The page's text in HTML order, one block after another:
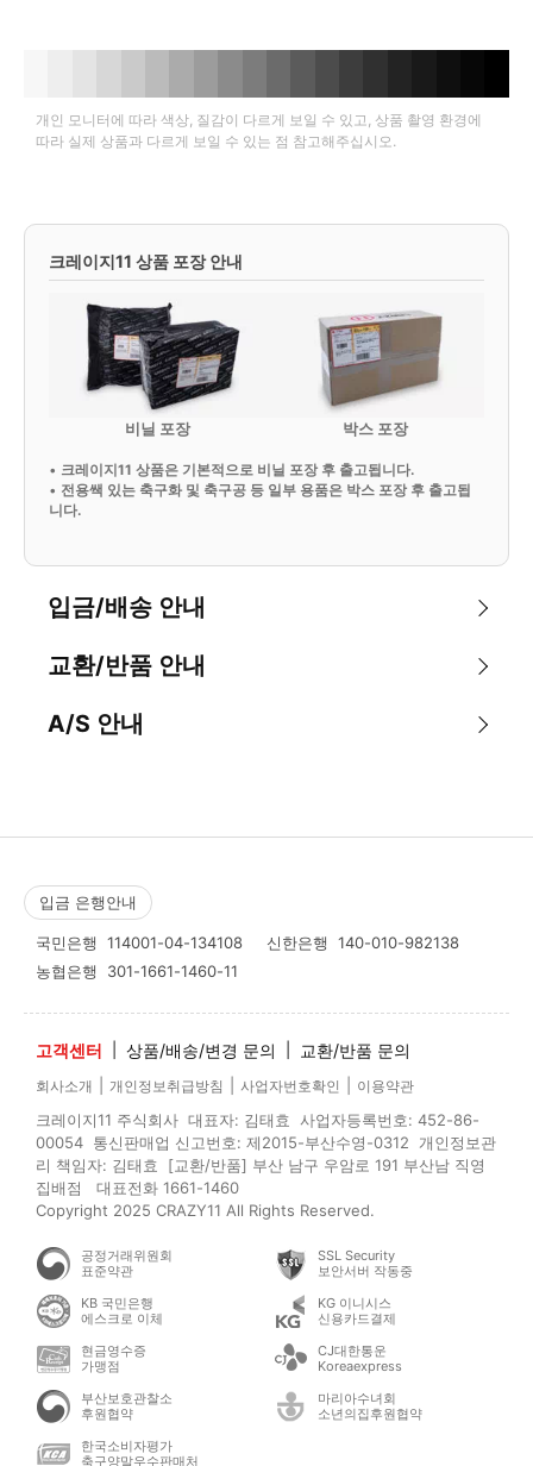
개인 모니터에 따라 색상, 질감이 다르게 보일 수 있고, 상품 촬영 환경에
따라 실제 상품과 다르게 보일 수 있는 점 참고해주십시오.
크레이지11 상품 포장 안내
비닐 포장 박스 포장
• 크레이지11 상품은 기본적으로 비닐 포장 후 출고됩니다.
• 전용쌕 있는 축구화 및 축구공 등 일부 용품은 박스 포장 후 출고됩
니다.
입금/배송 안내
교환/반품 안내
A/S 안내
입금 은행안내
국민은행 114001-04-134108 신한은행 140-010-982138
농협은행 301-1661-1460-11
고객센터 상품/배송/변경 문의 교환/반품 문의
회사소개 개인정보취급방침 사업자번호확인 이용약관
크레이지11 주식회사 대표자: 김태효 사업자등록번호: 452-86-
00054 통신판매업 신고번호: 제2015-부산수영-0312 개인정보관
리 책임자: 김태효 [교환/반품] 부산 남구 우암로 191 부산남 직영
집배점 대표전화 1661-1460
Copyright 2025 CRAZY11 All Rights Reserved.
공정거래위원회
표준약관
SSL Security
보안서버 작동중
KB 국민은행
에스크로 이체
KG 이니시스
신용카드결제
현금영수증
가맹점
CJ대한통운
Koreaexpress
부산보호관찰소
후원협약
마리아수녀회
소년의집후원협약
한국소비자평가
축구양말우수판매처